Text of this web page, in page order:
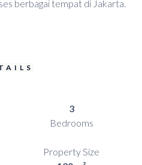
berbagai tempat di Jakarta.
3
Bedrooms
Property Size